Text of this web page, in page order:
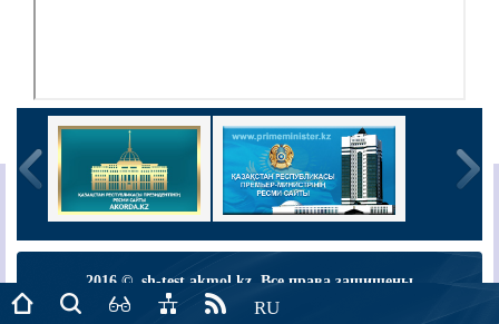
2016 © sh-test.akmol.kz. Все права защищены
RU